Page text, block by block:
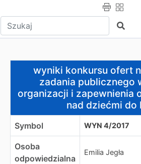
Wpisz tekst do wyszukania Szukaj
wyniki konkursu ofert na
wyniki konkursu ofert
zadania publicznego
organizacji i zapewnienia
nad dziećmi do
Symbol WYN 4/2017
Osoba
odpowiedzialna
Emilia Jegła